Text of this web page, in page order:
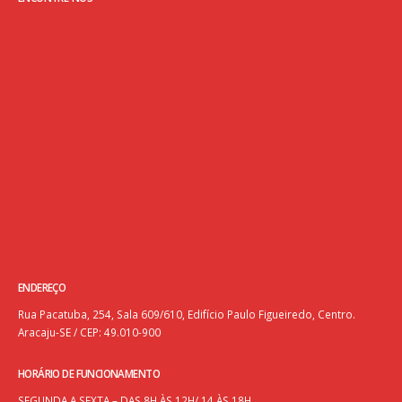
ENDEREÇO
Rua Pacatuba, 254, Sala 609/610, Edifício Paulo Figueiredo, Centro.
Aracaju-SE / CEP: 49.010-900
HORÁRIO DE FUNCIONAMENTO